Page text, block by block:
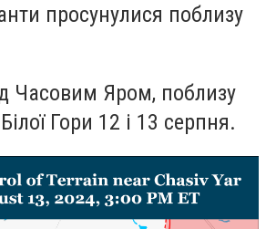
просунулися поблизу
Часовим Яром, поблизу
Гори 12 і 13 серпня.